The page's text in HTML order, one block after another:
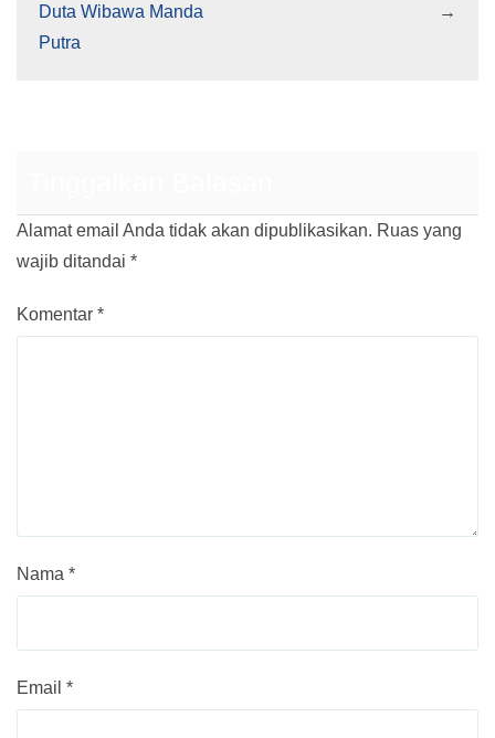
Duta Wibawa Manda
Putra
→
Alamat email Anda tidak akan dipublikasikan. Ruas yang
wajib ditandai *
Komentar *
Nama *
Email *